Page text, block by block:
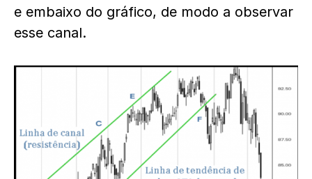
e embaixo do gráfico, de modo a observar
esse canal.